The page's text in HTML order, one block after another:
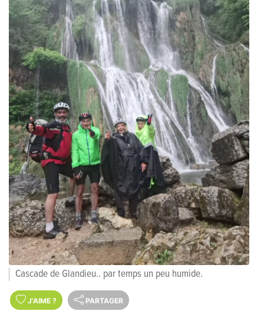
Cascade de Glandieu.. par temps un peu humide.
J'AIME ? PARTAGER